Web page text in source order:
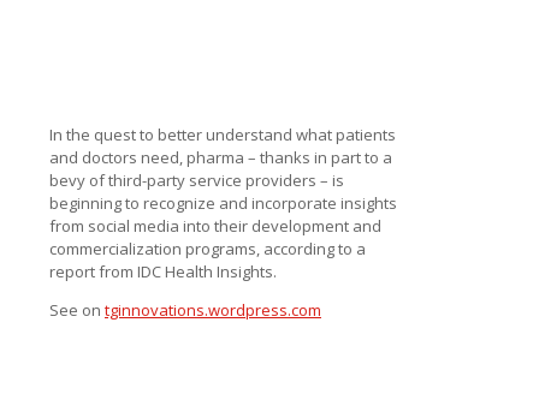
In the quest to better understand what patients
and doctors need, pharma – thanks in part to a
bevy of third-party service providers – is
beginning to recognize and incorporate insights
from social media into their development and
commercialization programs, according to a
report from IDC Health Insights.
See on tginnovations.wordpress.com